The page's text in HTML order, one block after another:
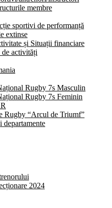
membre
sportivi de performanță
extinse
și Situații financiare
de activități
Rugby 7s Masculin
Rugby 7s Feminin
Rugby “Arcul de Triumf”
departamente
2024